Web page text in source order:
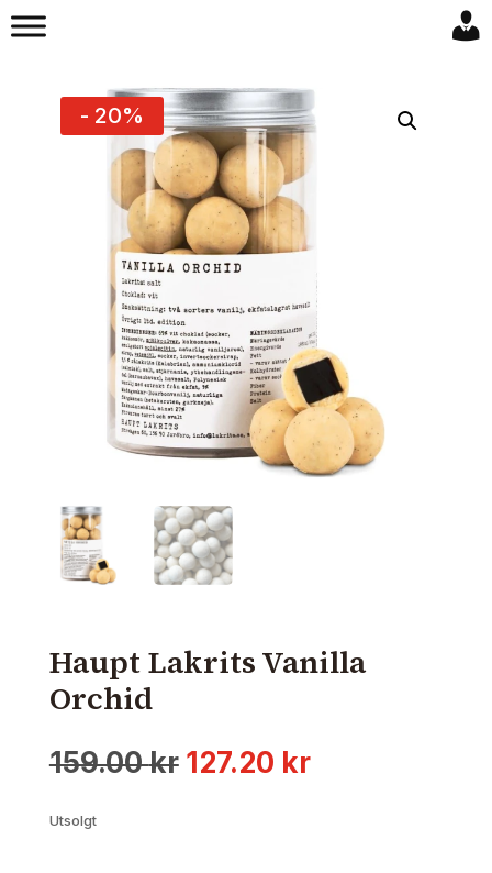
- 20%
Haupt Lakrits Vanilla
Orchid
159.00kr Opprinnelig
127.20 krNåværende
Utsolgt